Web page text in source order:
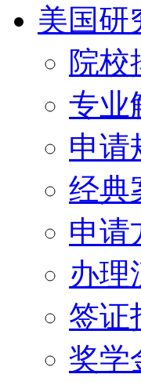
美国研
院校
专业
申请
经典
申请
办理
签证
奖学